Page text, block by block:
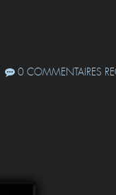
0 COMMENTAIRES